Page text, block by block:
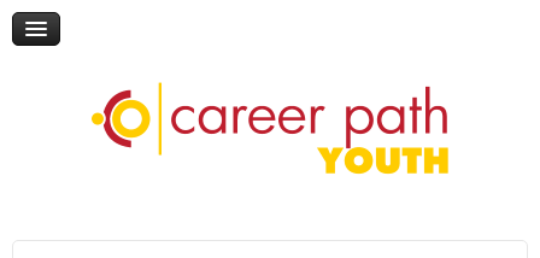
Online Ημερίδα: "Επικαιροποιώντας την τηλεμάθηση"
My Gap Feel & Fill Festival